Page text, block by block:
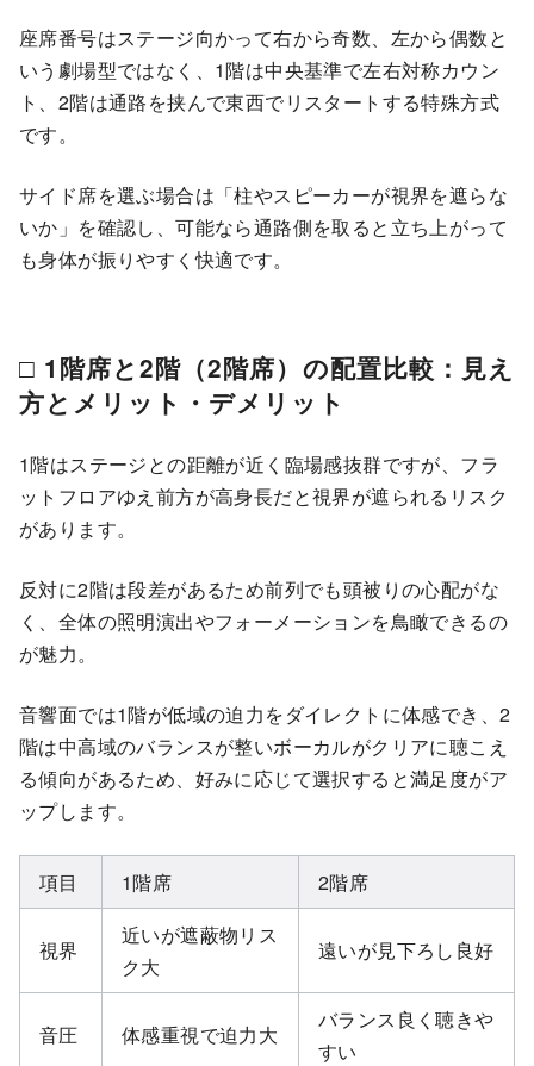
座席番号はステージ向かって右から奇数、左から偶数と
いう劇場型ではなく、1階は中央基準で左右対称カウン
ト、2階は通路を挟んで東西でリスタートする特殊方式
です。
サイド席を選ぶ場合は「柱やスピーカーが視界を遮らな
いか」を確認し、可能なら通路側を取ると立ち上がって
も身体が振りやすく快適です。
□ 1階席と2階（2階席）の配置比較：見え
方とメリット・デメリット
1階はステージとの距離が近く臨場感抜群ですが、フラ
ットフロアゆえ前方が高身長だと視界が遮られるリスク
があります。
反対に2階は段差があるため前列でも頭被りの心配がな
く、全体の照明演出やフォーメーションを鳥瞰できるの
が魅力。
音響面では1階が低域の迫力をダイレクトに体感でき、2
階は中高域のバランスが整いボーカルがクリアに聴こえ
る傾向があるため、好みに応じて選択すると満足度がア
ップします。
項目 1階席 2階席
視界
近いが遮蔽物リス
ク大
遠いが見下ろし良好
音圧 体感重視で迫力大
バランス良く聴きや
すい